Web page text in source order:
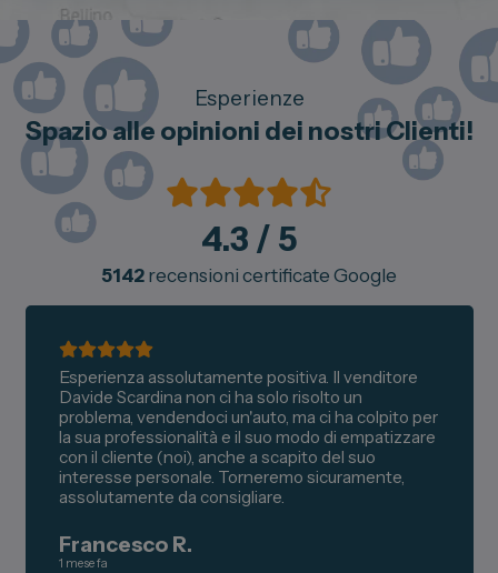
Esperienze
Spazio alle opinioni dei nostri Clienti!
4.3 / 5
5142recensioni certificate Google
Esperienza assolutamente positiva. Il venditore
Davide Scardina non ci ha solo risolto un
problema, vendendoci un'auto, ma ci ha colpito per
la sua professionalità e il suo modo di empatizzare
con il cliente (noi), anche a scapito del suo
interesse personale. Torneremo sicuramente,
assolutamente da consigliare.
Francesco R.
1 mese fa